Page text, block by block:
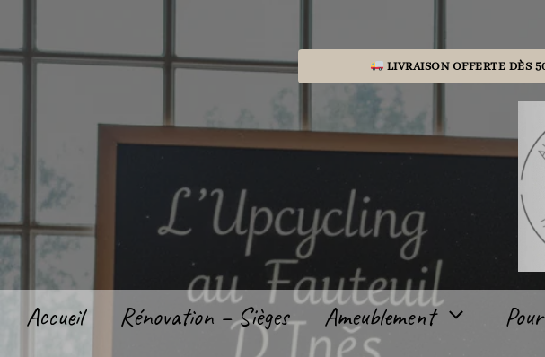
LIVRAISON OFFERTE DÈS
Accueil Rénovation – Sièges Ameublement